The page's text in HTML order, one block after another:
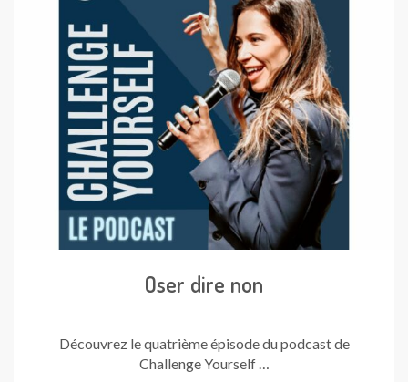
Oser dire non
Découvrez le quatrième épisode du podcast de
Challenge Yourself …